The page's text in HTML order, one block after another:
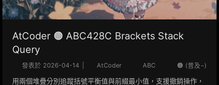
AtCoder 🟠 ABC428C Brackets Stack
Query
發表於 2026-04-14 AtCoder ABC 🟠 (普及−)
用兩個堆疊分別追蹤括號平衡值與前綴最小值，支援撤銷操作，